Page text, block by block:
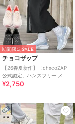
期間限定SALE
チョコザップ
【26春夏新作】〔chocoZAP
公式認定〕ハンズフリー メッ
シュニット スリッポン
¥2,750